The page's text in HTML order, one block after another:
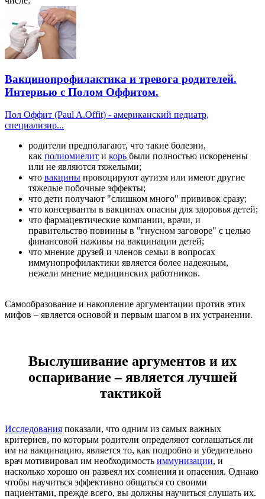
Вакцинопрофилактика и тревога родителей.
Интервью с Полом Оффитом.
Пол Оффит (Paul A.Offit) - американский педиатр,
специализир...
родители предполагают, что такие болезни,
как полиомиелит и корь были полностью искоренены
или не являются тяжелыми;
что вакцины провоцируют аутизм или имеют другие
тяжелые побочные эффекты;
что дети получают "слишком много" прививок сразу;
что консерванты в вакцинах опасны для здоровья детей;
что фармацевтические компании, врачи, и
правительство повинны в "гнусном заговоре" с целью
финансовой наживы на вакцинации детей;
что мнение друзей и членов семьи в вопросах
иммунопрофилактики является более надежным,
нежели мнение медицинских работников.
Самообразование и накопление аргументации против этих
мифов – является основой и первым шагом в их устранении.
Выслушивание аргументов и их
оспаривание – является лучшей
тактикой
Исследования показали, что одним из самых важных
критериев, по которым родители определяют соглашаться ли
им на вакцинацию, является то, как подробно и убедительно
врач мотивировал им необходимость иммунизации, и
насколько хорошо он развеял их сомнения и опасения. Однако
чтобы научиться эффективно общаться со своими
пациентами, прежде всего, вы должны научиться слушать их.